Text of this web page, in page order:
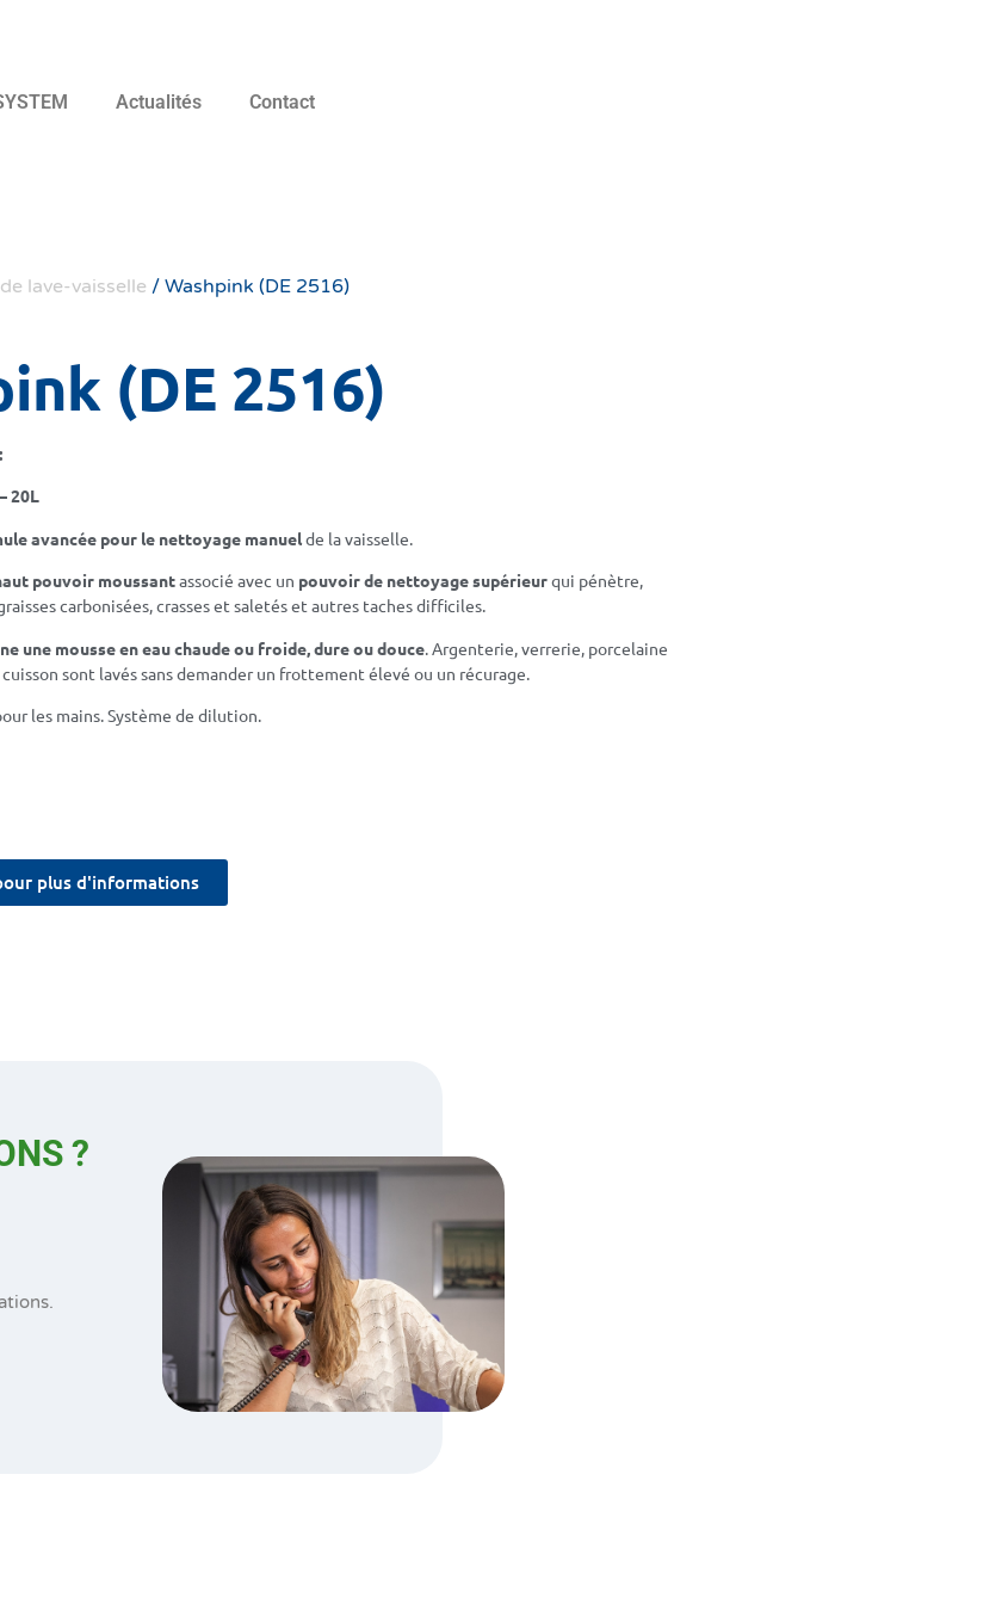
Actualités Contact
lave-vaisselle / Washpink (DE 2516)
(DE 2516)
20L
avancée pour le nettoyage manuelde la vaisselle.
pouvoir moussantassocié avec un pouvoir de nettoyage supérieurqui pénètre,
carbonisées, crasses et saletés et autres taches difficiles.
une mousse en eau chaude ou froide, dure ou douce . Argenterie, verrerie, porcelaine
sont lavés sans demander un frottement élevé ou un récurage.
les mains. Système de dilution.
plus d'informations
?